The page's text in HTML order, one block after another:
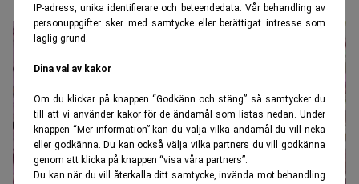
IP-adress, unika identifierare och beteendedata. Vår behandling av
personuppgifter sker med samtycke eller berättigat intresse som
laglig grund.
Dina val av kakor
Om du klickar på knappen “Godkänn och stäng” så samtycker du
till att vi använder kakor för de ändamål som listas nedan. Under
knappen “Mer information” kan du välja vilka ändamål du vill neka
eller godkänna. Du kan också välja vilka partners du vill godkänna
genom att klicka på knappen “visa våra partners”.
Du kan när du vill återkalla ditt samtycke, invända mot behandling